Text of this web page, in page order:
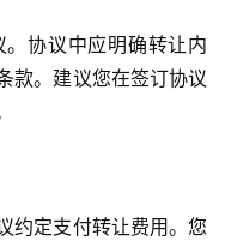
协议中应明确转让内
款。建议您在签订协议
约定支付转让费用。您